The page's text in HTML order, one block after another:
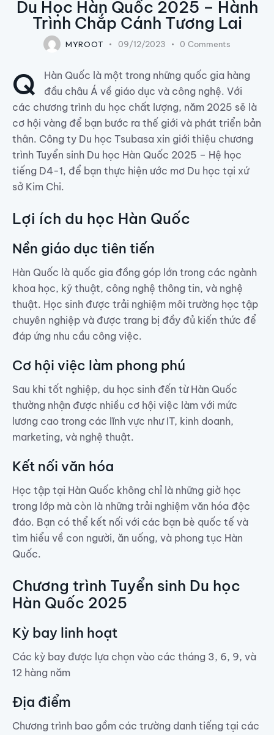
Du Học Hàn Quốc 2025 – Hành
Trình Chắp Cánh Tương Lai
MYROOT 09/12/2023 0 Comments
Q
Hàn Quốc là một trong những quốc gia hàng
đầu châu Á về giáo dục và công nghệ. Với
các chương trình du học chất lượng, năm 2025 sẽ là
cơ hội vàng để bạn bước ra thế giới và phát triển bản
thân. Công ty Du học Tsubasa xin giới thiệu chương
trình Tuyển sinh Du học Hàn Quốc 2025 – Hệ học
tiếng D4-1, để bạn thực hiện ước mơ Du học tại xứ
sở Kim Chi.
Lợi ích du học Hàn Quốc
Nền giáo dục tiên tiến
Hàn Quốc là quốc gia đồng góp lớn trong các ngành
khoa học, kỹ thuật, công nghệ thông tin, và nghệ
thuật. Học sinh được trải nghiệm môi trường học tập
chuyên nghiệp và được trang bị đầy đủ kiến thức để
đáp ứng nhu cầu công việc.
Cơ hội việc làm phong phú
Sau khi tốt nghiệp, du học sinh đến từ Hàn Quốc
thường nhận được nhiều cơ hội việc làm với mức
lương cao trong các lĩnh vực như IT, kinh doanh,
marketing, và nghệ thuật.
Kết nối văn hóa
Học tập tại Hàn Quốc không chỉ là những giờ học
trong lớp mà còn là những trải nghiệm văn hóa độc
đáo. Bạn có thể kết nối với các bạn bè quốc tế và
tìm hiểu về con người, ăn uống, và phong tục Hàn
Quốc.
Chương trình Tuyển sinh Du học
Hàn Quốc 2025
Kỳ bay linh hoạt
Các kỳ bay được lựa chọn vào các tháng 3, 6, 9, và
12 hàng năm
Địa điểm
Chương trình bao gồm các trường danh tiếng tại các